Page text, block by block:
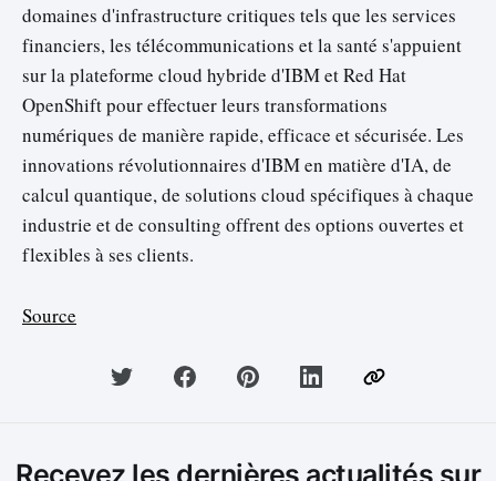
domaines d'infrastructure critiques tels que les services
financiers, les télécommunications et la santé s'appuient
sur la plateforme cloud hybride d'IBM et Red Hat
OpenShift pour effectuer leurs transformations
numériques de manière rapide, efficace et sécurisée. Les
innovations révolutionnaires d'IBM en matière d'IA, de
calcul quantique, de solutions cloud spécifiques à chaque
industrie et de consulting offrent des options ouvertes et
flexibles à ses clients.
Source
Recevez les dernières actualités sur